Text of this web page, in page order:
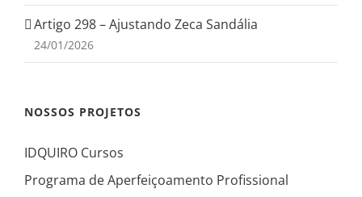
Artigo 298 – Ajustando Zeca Sandália
24/01/2026
NOSSOS PROJETOS
IDQUIRO Cursos
Programa de Aperfeiçoamento Profissional